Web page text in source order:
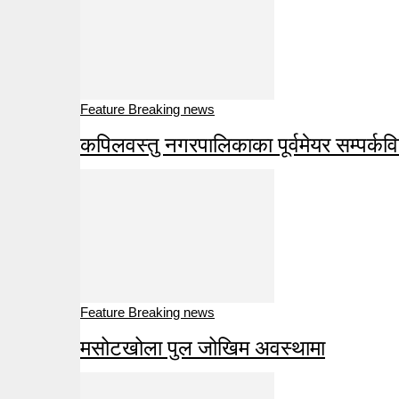
Feature Breaking news
कपिलवस्तु नगरपालिकाका पूर्वमेयर
Feature Breaking news
मसोटखोला पुल जोखिम अवस्थामा